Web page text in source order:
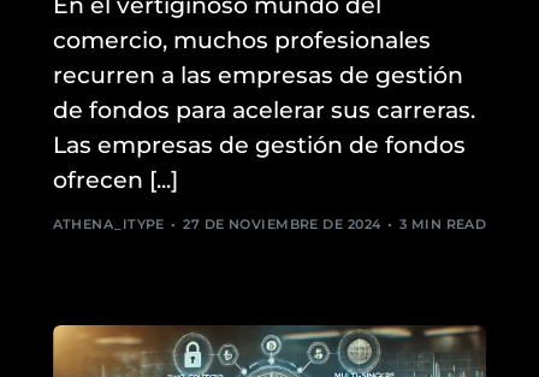
comercio, muchos profesionales
recurren a las empresas de gestión
de fondos para acelerar sus carreras.
Las empresas de gestión de fondos
ofrecen [...]
ATHENA_ITYPE 27 DE NOVIEMBRE DE 2024 3 MIN READ